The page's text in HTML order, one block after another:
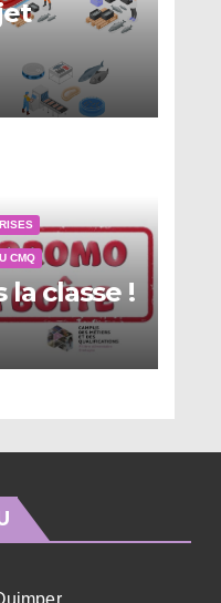
CMQ
la classe !